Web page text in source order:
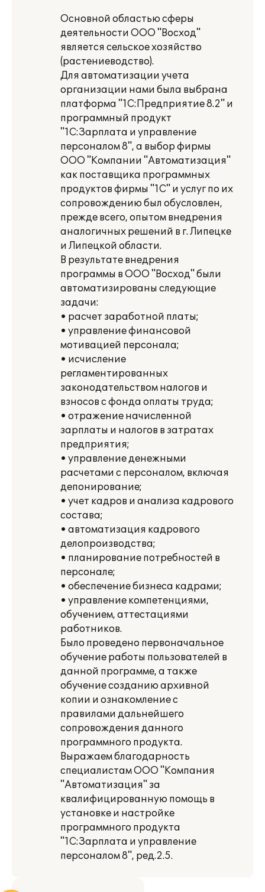
Основной областью сферы
деятельности ООО "Восход"
является сельское хозяйство
(растениеводство).
Для автоматизации учета
организации нами была выбрана
платформа "1С:Предприятие 8.2" и
программный продукт
"1С:Зарплата и управление
персоналом 8", а выбор фирмы
ООО "Компании "Автоматизация"
как поставщика программных
продуктов фирмы "1С" и услуг по их
сопровождению был обусловлен,
прежде всего, опытом внедрения
аналогичных решений в г. Липецке
и Липецкой области.
В результате внедрения
программы в ООО "Восход" были
автоматизированы следующие
задачи:
• расчет заработной платы;
• управление финансовой
мотивацией персонала;
• исчисление
регламентированных
законодательством налогов и
взносов с фонда оплаты труда;
• отражение начисленной
зарплаты и налогов в затратах
предприятия;
• управление денежными
расчетами с персоналом, включая
депонирование;
• учет кадров и анализа кадрового
состава;
• автоматизация кадрового
делопроизводства;
• планирование потребностей в
персонале;
• обеспечение бизнеса кадрами;
• управление компетенциями,
обучением, аттестациями
работников.
Было проведено первоначальное
обучение работы пользователей в
данной программе, а также
обучение созданию архивной
копии и ознакомление с
правилами дальнейшего
сопровождения данного
программного продукта.
Выражаем благодарность
специалистам ООО "Компания
"Автоматизация" за
квалифицированную помощь в
установке и настройке
программного продукта
"1С:Зарплата и управление
персоналом 8", ред.2.5.